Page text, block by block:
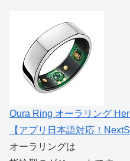
Oura Ring オーラリング
【アプリ日本語対応！
オーラリングは